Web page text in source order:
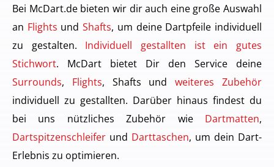
Bei McDart.de bieten wir dir auch eine große Auswahl
an Flights undShafts, um deine Dartpfeile individuell
zu gestalten. Individuell gestallten ist ein gutes
Stichwort. McDart bietet Dir den Service deine
Surrounds, Flights, Shafts undweiteres Zubehör
individuell zu gestallten. Darüber hinaus findest du
bei uns nützliches Zubehör wie Dartmatten,
Dartspitzenschleifer und Darttaschen, um dein Dart-
Erlebnis zu optimieren.